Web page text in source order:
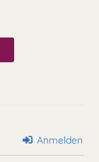
Anmelden